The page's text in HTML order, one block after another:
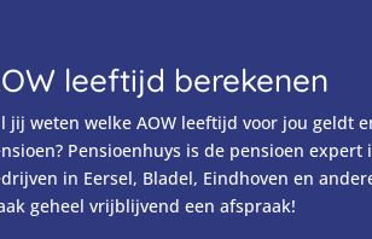
leeftijd berekenen
jij weten welke AOW leeftijd voor jou geldt
Pensioenhuys is de pensioen expert
in Eersel, Bladel, Eindhoven en
geheel vrijblijvend een afspraak!